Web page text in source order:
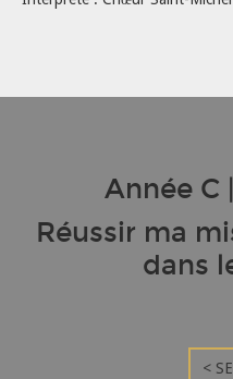
Année C
Réussir ma
dans
<